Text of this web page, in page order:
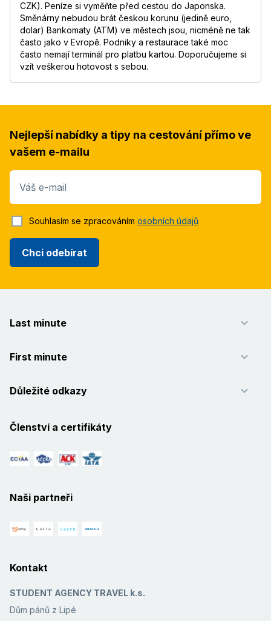
CZK). Peníze si vyměňte před cestou do Japonska.
Směnárny nebudou brát českou korunu (jedině euro,
dolar) Bankomaty (ATM) ve městech jsou, nicméně ne tak
často jako v Evropě. Podniky a restaurace také moc
často nemají terminál pro platbu kartou. Doporučujeme si
vzít veškerou hotovost s sebou.
Nejlepší nabídky a tipy na cestování přímo ve
vašem e-mailu
Váš e-mail
Chci odebírat
Souhlasím se zpracováním osobních údajů
Last minute
First minute
Důležité odkazy
Členství a certifikáty
Naši partneři
Kontakt
STUDENT AGENCY TRAVEL k.s.
Dům pánů z Lipé